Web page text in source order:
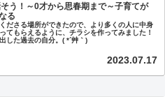
う！～0才から思春期まで～子育てが
る
ださる場所ができたので、より多くの人に中身
てもらえるように、チラシを作ってみました！
した過去の自分。( *´艸｀)
2023.07.17